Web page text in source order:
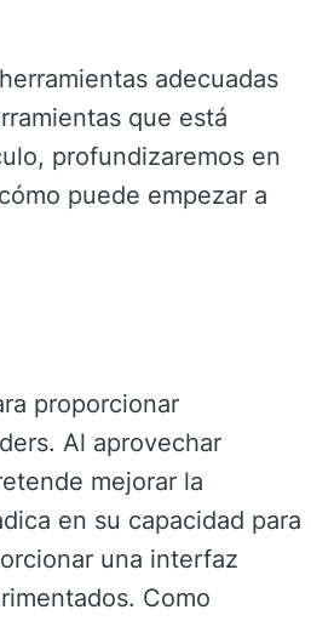
adecuadas
que está
profundizaremos en
puede empezar a
proporcionar
Al aprovechar
mejorar la
en su capacidad para
una interfaz
Como